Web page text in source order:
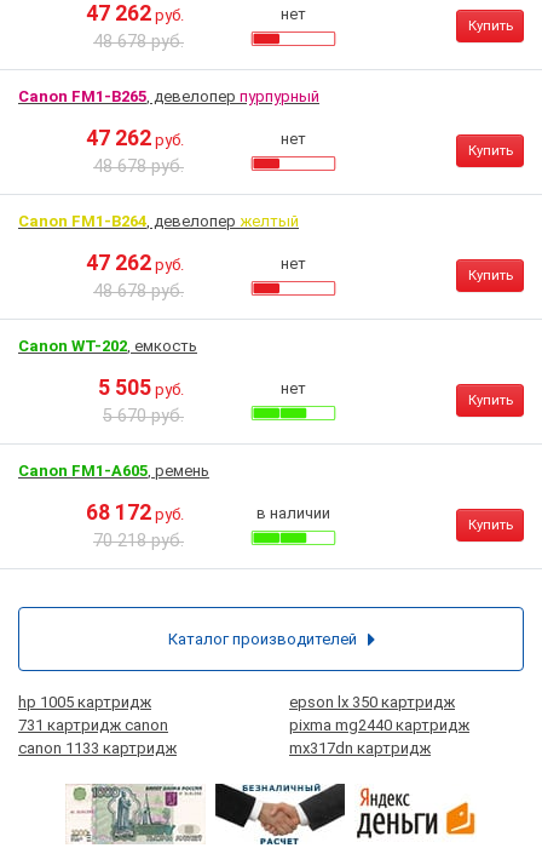
47 262 руб.
48 678 руб.
нет
Купить
Canon FM1-B265, девелопер пурпурный
47 262 руб.
48 678 руб.
нет
Купить
Canon FM1-B264, девелопер желтый
47 262 руб.
48 678 руб.
нет
Купить
Canon WT-202, емкость
5 505 руб.
5 670 руб.
нет
Купить
Canon FM1-A605, ремень
68 172 руб.
70 218 руб.
в наличии
Купить
hp 1005 картридж
epson lx 350 картридж
731 картридж canon
pixma mg2440 картридж
canon 1133 картридж
mx317dn картридж